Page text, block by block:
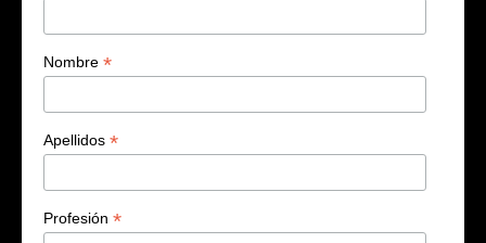
Nombre *
Apellidos *
Profesión *